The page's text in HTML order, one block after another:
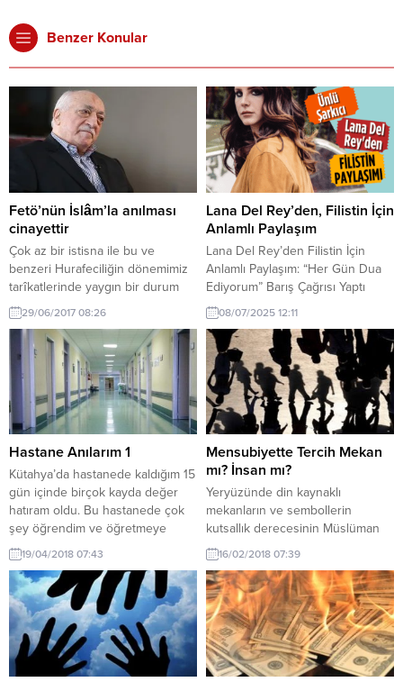
Benzer Konular
Fetö’nün İslâm’la anılması
cinayettir
Çok az bir istisna ile bu ve
benzeri Hurafeciliğin dönemimiz
tarîkatlerinde yaygın bir durum
olduğu ve durumun İslâm’ın
geleceğini tehdid ettiğine işaret
etmiş olalım. I. İLK HABER 1 yıl
Gülen cemaatine ait evde
kaldığını ifade eden R.K., cemaat
yurtları ile ilgili şu bilgileri verdi:
“Yurt içerisinde müdüriyet
bölümünün karşısında bulunan...
29/06/2017 08:26
Lana Del Rey’den, Filistin İçin
Anlamlı Paylaşım
Lana Del Rey’den Filistin İçin
Anlamlı Paylaşım: “Her Gün Dua
Ediyorum” Barış Çağrısı Yaptı
Dünyaca ünlü ABD’li şarkıcı Lana
Del Rey, Filistin halkına yönelik
dikkat çeken bir paylaşım yaptı.
Sosyal medya hesabından
açıklama yapan sanatçı, İsrail’in
saldırıları altında yaşayan
Filistinliler için her gün dua
ettiğini söyledi. Barışın önemine
vurgu yapan...
08/07/2025 12:11
Hastane Anılarım 1
Kütahya’da hastanede kaldığım 15
gün içinde birçok kayda değer
hatıram oldu. Bu hastanede çok
şey öğrendim ve öğretmeye
azmettim çok şükür. “İki günü bir
olan ziyandadır” hadisinin
muhatabı olmama azmini doyasıya
yaşadığım hayatımın en önemli
ikinci dönemi (birincisi umreydi)
olan hastane günlerimi
özetlemeye geçmeden evvel bir
giriş yapmak istiyorum. Birçok...
19/04/2018 07:43
Mensubiyette Tercih Mekan
mı? İnsan mı?
Yeryüzünde din kaynaklı
mekanların ve sembollerin
kutsallık derecesinin Müslüman
kimse tarafından zihinsel olarak
kendi gündeminde hangi
seviyede koşullandırması
gerektiğinin doğru bilinmesi
şarttır. Sahiplenmede ki
mensubiyet derecesinin seviyesi
ve Kur’an’a göre bu dünya
hayatında insanoğlunun
16/02/2018 07:39